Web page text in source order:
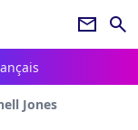
newsletter search
Jones